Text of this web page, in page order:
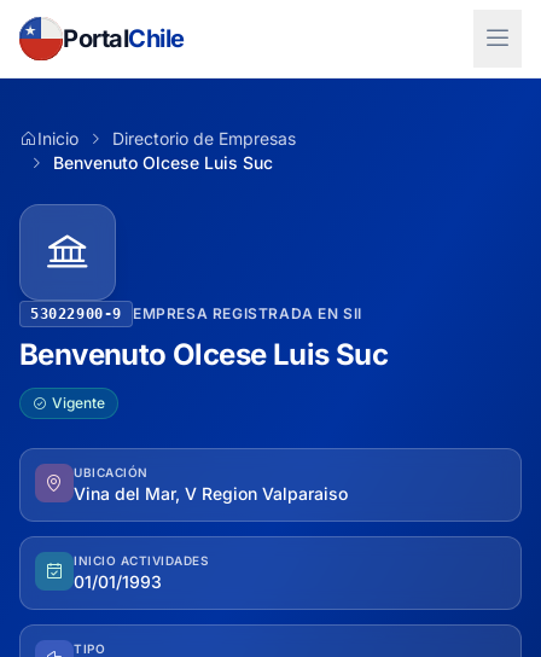
PortalChile
Inicio
Directorio de Empresas
Benvenuto Olcese Luis Suc
53022900-9 EMPRESA REGISTRADA EN SII
Benvenuto Olcese Luis Suc
Vigente
UBICACIÓN
Vina del Mar, V Region Valparaiso
INICIO ACTIVIDADES
01/01/1993
TIPO